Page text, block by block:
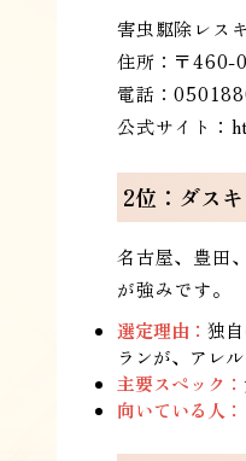
害虫駆除レス
住所：〒460-
電話：
公式サイト：
2位：ダス
名古屋、豊田
が強みです。
選定理由： 独
ランが、アレ
主要スペック：
向いている人：